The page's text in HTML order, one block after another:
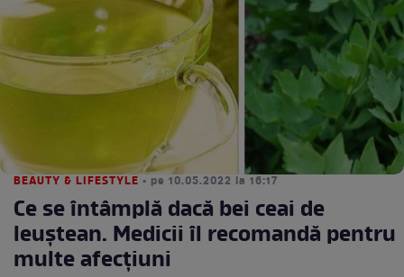
BEAUTY & LIFESTYLE • pe 10.05.2022 la 16:17
Ce se întâmplă dacă bei ceai de
leuștean. Medicii îl recomandă pentru
multe afecțiuni